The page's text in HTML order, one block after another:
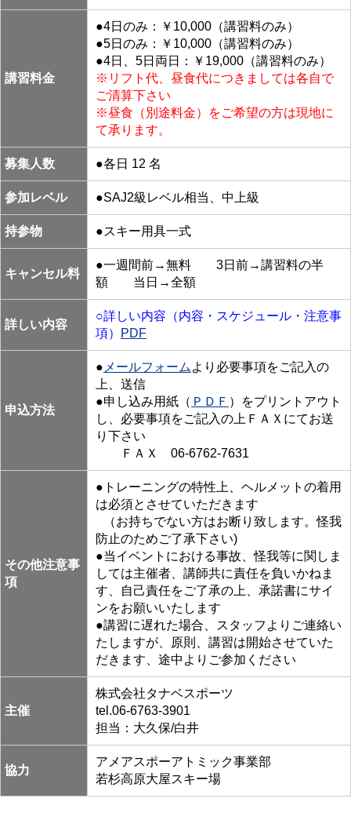
講習料金
●4日のみ：￥10,000（講習料のみ）
●5日のみ：￥10,000（講習料のみ）
●4日、5日両日：￥19,000（講習料のみ）
※リフト代、昼食代につきましては各自で
ご清算下さい
※昼食（別途料金）をご希望の方は現地に
て承ります。
募集人数 ●各日 12 名
参加レベル ●SAJ2級レベル相当、中上級
持参物 ●スキー用具一式
キャンセル料
●一週間前→無料 3日前→講習料の半
額 当日→全額
詳しい内容
○詳しい内容（内容・スケジュール・注意事
項）
PDF
申込方法
● メールフォーム より必要事項をご記入の
上、送信
●申し込み用紙（ ＰＤＦ ）をプリントアウト
し、必要事項をご記入の上ＦＡＸにてお送
り下さい
ＦＡＸ 06-6762-7631
その他注意事
項
●トレーニングの特性上、ヘルメットの着用
は必須とさせていただきます
（お持ちでない方はお断り致します。怪我
防止のためご了承下さい)
●当イベントにおける事故、怪我等に関しま
しては主催者、講師共に責任を負いかねま
す、自己責任をご了承の上、承諾書にサイ
ンをお願いいたします
●講習に遅れた場合、スタッフよりご連絡い
たしますが、原則、講習は開始させていた
だきます、途中よりご参加ください
主催
株式会社タナベスポーツ
tel.06-6763-3901
担当：大久保/白井
協力
アメアスポーアトミック事業部
若杉高原大屋スキー場